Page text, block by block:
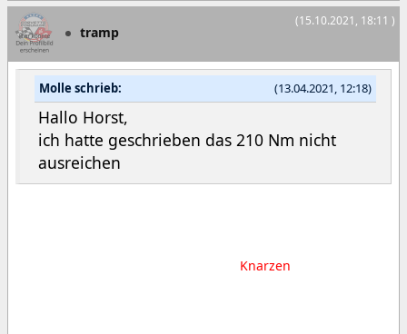
(15.10.2021, 18:11 )
tramp
(13.04.2021, 12:18)
Molle schrieb:
Hallo Horst,
ich hatte geschrieben das 210 Nm nicht
ausreichen
Knarzen